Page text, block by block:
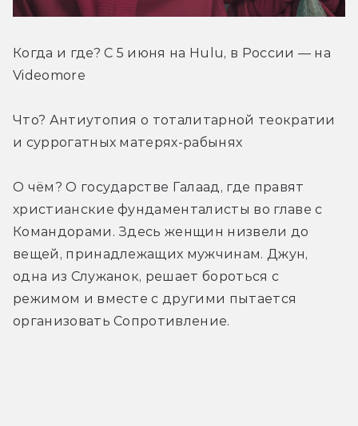
Когда и где? С 5 июня на Hulu, в России — на
Videomore
Что? Антиутопия о тоталитарной теократии
и суррогатных матерях-рабынях
О чём? О государстве Галаад, где правят
христианские фундаменталисты во главе с
Командорами. Здесь женщин низвели до
вещей, принадлежащих мужчинам. Джун,
одна из Служанок, решает бороться с
режимом и вместе с другими пытается
организовать Сопротивление.